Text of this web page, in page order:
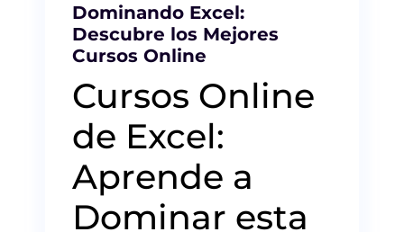
Dominando Excel:
Descubre los Mejores
Cursos Online
Cursos Online
de Excel:
Aprende a
Dominar esta